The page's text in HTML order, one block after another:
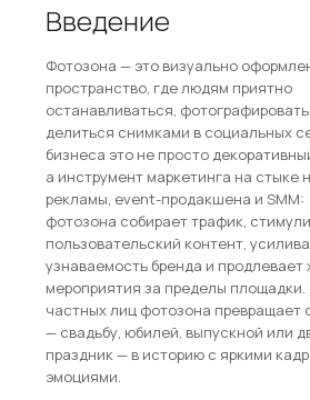
Введение
Фотозона — это визуально
пространство, где людям приятно
останавливаться,
делиться снимками в социальных
бизнеса это не просто
а инструмент маркетинга на стыке
рекламы, event-продакшена и SMM:
фотозона собирает трафик,
пользовательский контент,
узнаваемость бренда и продлевает
мероприятия за пределы
частных лиц фотозона превращает
— свадьбу, юбилей, выпускной или
праздник — в историю с яркими
эмоциями.